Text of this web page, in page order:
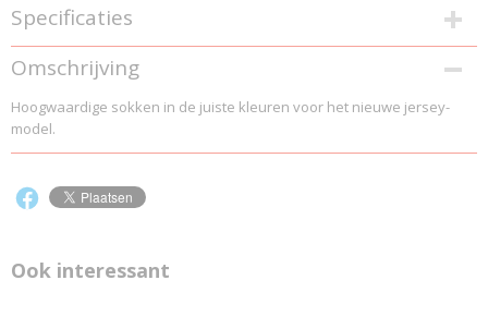
Specificaties
Productcode
5023
Productcode leverancier
5023
Omschrijving
Hoogwaardige sokken in de juiste kleuren voor het nieuwe jersey-
model.
Ook interessant